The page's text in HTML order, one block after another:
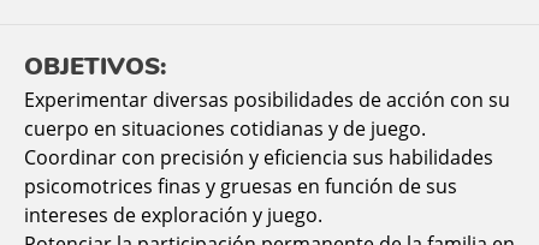
OBJETIVOS:
Experimentar diversas posibilidades de acción con su
cuerpo en situaciones cotidianas y de juego.
Coordinar con precisión y eficiencia sus habilidades
psicomotrices finas y gruesas en función de sus
intereses de exploración y juego.